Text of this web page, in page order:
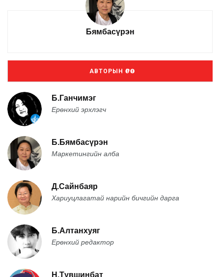
Бямбасүрэн
АВТОРЫН ӨРӨӨ
Б.Ганчимэг
Ерөнхий эрхлэгч
Б.Бямбасүрэн
Маркетингийн алба
Д.Сайнбаяр
Хариуцлагатай нарийн бичгийн дарга
Б.Алтанхуяг
Ерөнхий редактор
Н.Түвшинбат